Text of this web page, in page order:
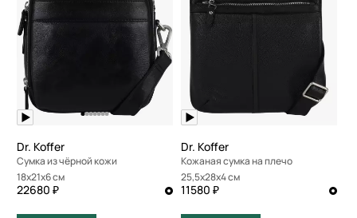
Dr. Koffer
Сумка из чёрной кожи
18x21x6 см
22680 ₽
Dr. Koffer
Кожаная сумка на плечо
25,5x28x4 см
11580 ₽